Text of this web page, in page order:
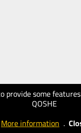
provide some
QOSHE
More information .